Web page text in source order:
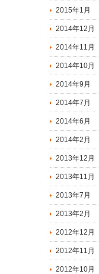
2015年1月
2014年12月
2014年11月
2014年10月
2014年9月
2014年7月
2014年6月
2014年2月
2013年12月
2013年11月
2013年7月
2013年2月
2012年12月
2012年11月
2012年10月